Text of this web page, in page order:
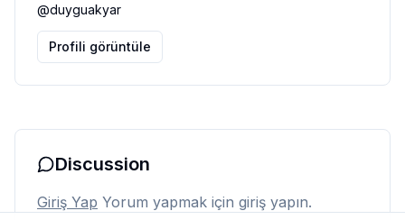
@duyguakyar
Profili görüntüle
Discussion
Giriş Yap Yorum yapmak için giriş yapın.